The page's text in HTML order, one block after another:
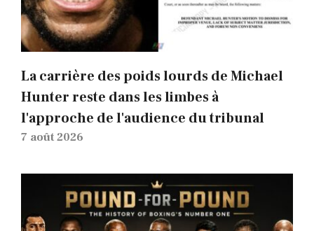
La carrière des poids lourds de Michael
Hunter reste dans les limbes à
l'approche de l'audience du tribunal
7 août 2026